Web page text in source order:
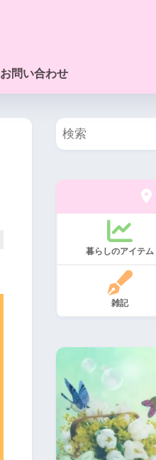
お問い合わせ
暮らしのアイテム
雑記